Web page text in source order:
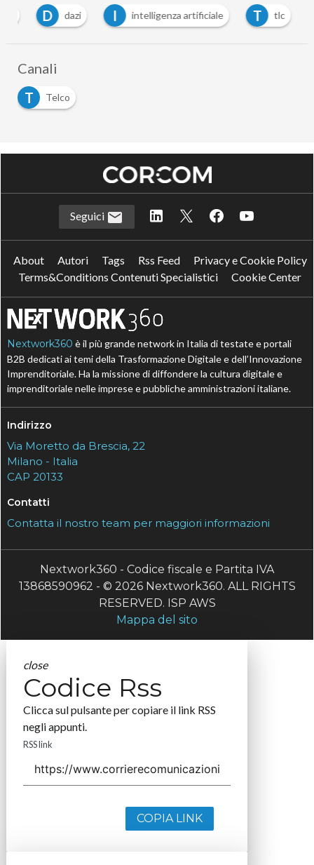
D dazi I intelligenza artificiale T tlc
Canali
T
Telco
Seguici
About Autori Tags Rss Feed
Privacy e Cookie Policy
Terms&Conditions Contenuti Specialistici
Cookie Center
Nextwork360 è il più grande network in Italia di testate e portali
B2B dedicati ai temi della Trasformazione Digitale e dell’Innovazione
Imprenditoriale. Ha la missione di diffondere la cultura digitale e
imprenditoriale nelle imprese e pubbliche amministrazioni italiane.
Indirizzo
Via Moretto da Brescia, 22
Milano - Italia
CAP 20133
Contatti
Contatta il nostro team per maggiori informazioni
Nextwork360 - Codice fiscale e Partita IVA
13868590962 - © 2026 Nextwork360. ALL RIGHTS
RESERVED. ISP AWS
Mappa del sito
close
Codice Rss
Clicca sul pulsante per copiare il link RSS
negli appunti.
RSS link
COPIA LINK